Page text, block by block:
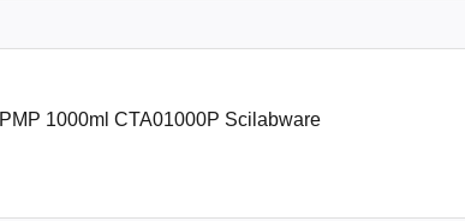
1000ml CTA01000P Scilabware